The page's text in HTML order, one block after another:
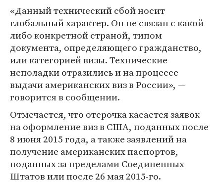
«Данный технический сбой носит
глобальный характер. Он не связан с какой-
либо конкретной страной, типом
документа, определяющего гражданство,
или категорией визы. Технические
неполадки отразились и на процессе
выдачи американских виз в России», —
говорится в сообщении.
Отмечается, что отсрочка касается заявок
на оформление виз в США, поданных после
8 июня 2015 года, а также заявлений на
получение американских паспортов,
поданных за пределами Соединенных
Штатов или после 26 мая 2015-го.